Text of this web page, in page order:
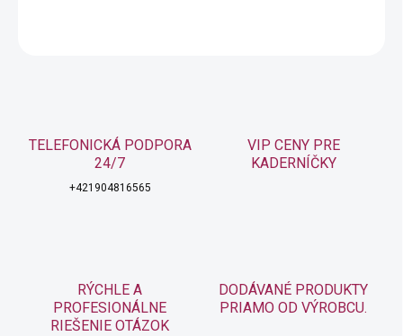
TELEFONICKÁ PODPORA
24/7
+421904816565
VIP CENY PRE
KADERNÍČKY
RÝCHLE A
PROFESIONÁLNE
RIEŠENIE OTÁZOK
DODÁVANÉ PRODUKTY
PRIAMO OD VÝROBCU.